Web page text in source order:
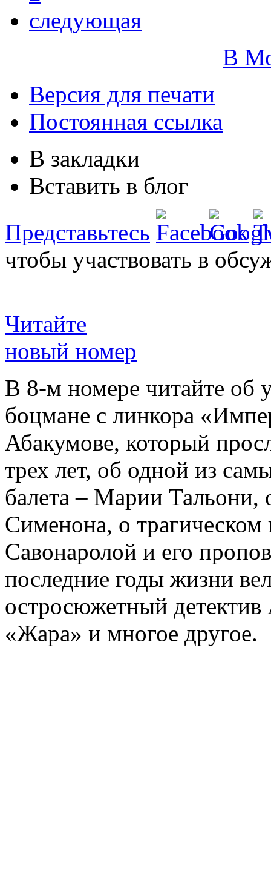
следующая
В
Версия для печати
Постоянная ссылка
В закладки
Вставить в блог
Представьтесь
чтобы участвовать в
Читайте
новый номер
В 8-м номере читайте об
боцмане с линкора
Абакумове, который
трех лет, об одной из
балета – Марии
Сименона, о трагическом
Савонаролой и его
последние годы жизни
остросюжетный детектив
«Жара» и многое другое.